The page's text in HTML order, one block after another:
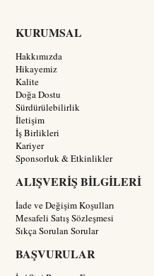
KURUMSAL
Hakkımızda
Hikayemiz
Kalite
Doğa Dostu
Sürdürülebilirlik
İletişim
İş Birlikleri
Kariyer
Sponsorluk & Etkinlikler
ALIŞVERİŞ BİLGİLERİ
İade ve Değişim Koşulları
Mesafeli Satış Sözleşmesi
Sıkça Sorulan Sorular
BAŞVURULAR